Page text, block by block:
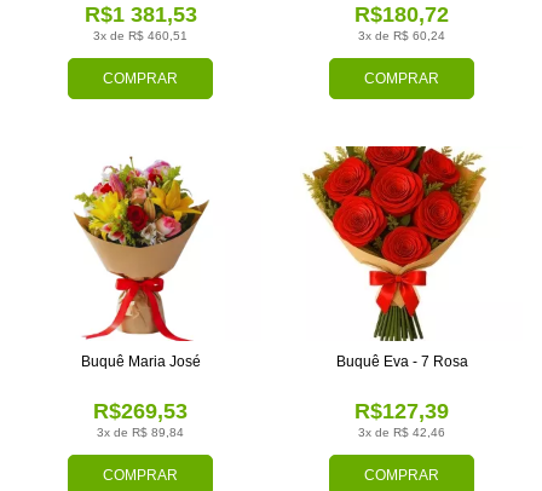
COMPRAR
3x de R$ 460,51
R$1 381,53
COMPRAR
3x de R$ 60,24
R$180,72
COMPRAR
3x de R$ 89,84
R$269,53
Buquê Maria José
COMPRAR
3x de R$ 42,46
R$127,39
Buquê Eva - 7 Rosa